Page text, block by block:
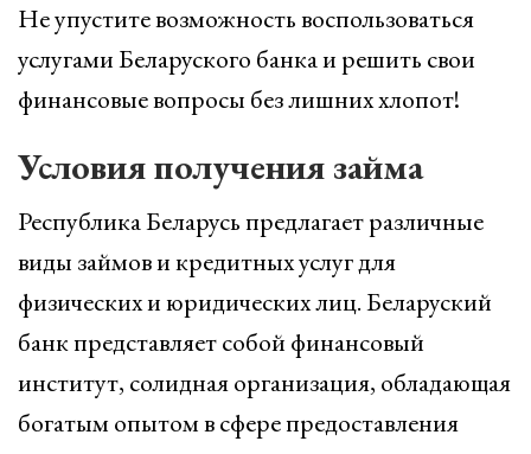
Не упустите возможность воспользоваться
услугами Беларуского банка и решить свои
финансовые вопросы без лишних хлопот!
Условия получения займа
Республика Беларусь предлагает различные
виды займов и кредитных услуг для
физических и юридических лиц. Беларуский
банк представляет собой финансовый
институт, солидная организация, обладающая
богатым опытом в сфере предоставления